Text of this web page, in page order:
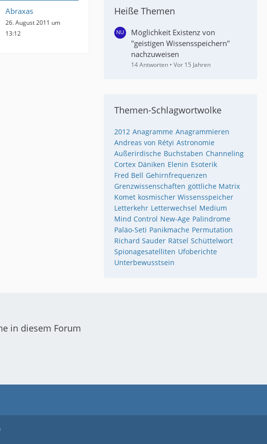
Abraxas
26. August 2011 um
13:12
Heiße Themen
Möglichkeit Existenz von
"geistigen Wissensspeichern"
nachzuweisen
14 Antworten Vor 15 Jahren
Themen-Schlagwortwolke
2012 Anagramme Anagrammieren
Andreas von Rétyi Astronomie
Außerirdische Buchstaben Channeling
Cortex Däniken Elenin Esoterik
Fred Bell Gehirnfrequenzen
Grenzwissenschaften göttliche Matrix
Komet kosmischer Wissensspeicher
Letterkehr Letterwechsel Medium
Mind Control New-Age Palindrome
Paläo-Seti Panikmache Permutation
Richard Sauder Rätsel Schüttelwort
Spionagesatelliten Ufoberichte
Unterbewusstsein
in diesem Forum